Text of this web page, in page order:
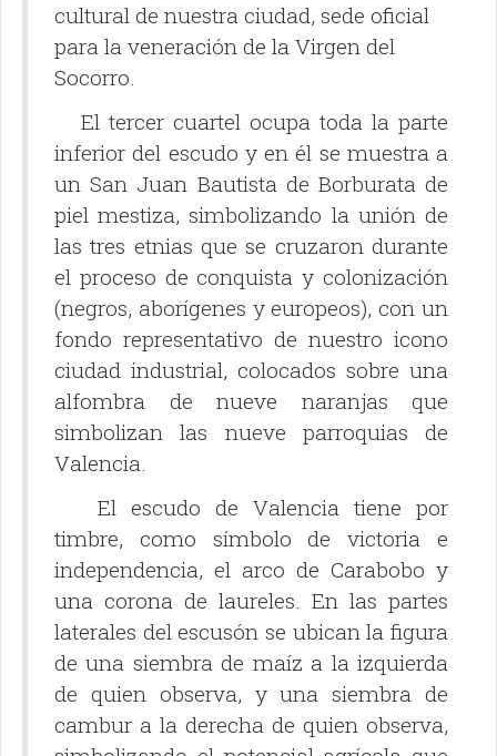
cultural de nuestra ciudad, sede oficial
para la veneración de la Virgen del
Socorro.
El tercer cuartel ocupa toda la parte
inferior del escudo y en él se muestra a
un San Juan Bautista de Borburata de
piel mestiza, simbolizando la unión de
las tres etnias que se cruzaron durante
el proceso de conquista y colonización
(negros, aborígenes y europeos), con un
fondo representativo de nuestro icono
ciudad industrial, colocados sobre una
alfombra de nueve naranjas que
simbolizan las nueve parroquias de
Valencia.
El escudo de Valencia tiene por
timbre, como símbolo de victoria e
independencia, el arco de Carabobo y
una corona de laureles. En las partes
laterales del escusón se ubican la figura
de una siembra de maíz a la izquierda
de quien observa, y una siembra de
cambur a la derecha de quien observa,